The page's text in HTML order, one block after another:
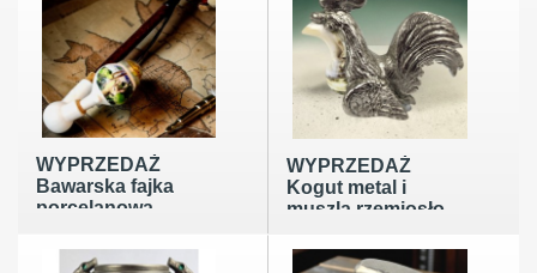
WYPRZEDAŻ
Bawarska fajka
porcelanowa
do kolekcji
WYPRZEDAŻ
Kogut metal i
muszla rzemiosło
te